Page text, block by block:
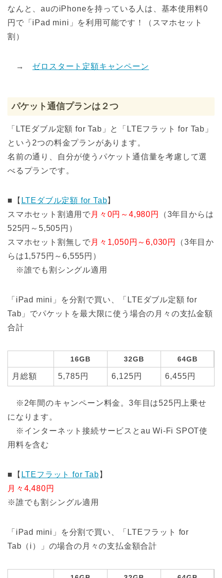
なんと、auのiPhoneを持っている人は、基本使用料0
円で「iPad mini」を利用可能です！（スマホセット
割）
→ ゼロスタート定額キャンペーン
パケット通信プランは２つ
「LTEダブル定額 for Tab」と「LTEフラット for Tab」
という2つの料金プランがあります。
名前の通り、自分が使うパケット通信量を考慮して選
べるプランです。
■【 LTEダブル定額 for Tab】
スマホセット割適用で 月々0円～4,980円
（3年目からは
525円～5,505円）
スマホセット割無しで 月々1,050円～6,030円
（3年目か
らは1,575円～6,555円）
※誰でも割シングル適用
「iPad mini」を分割で買い、「LTEダブル定額 for
Tab」でパケットを最大限に使う場合の月々の支払金額
合計
16GB 32GB 64GB
月総額 5,785円 6,125円 6,455円
※2年間のキャンペーン料金。3年目は525円上乗せ
になります。
※インターネット接続サービスとau Wi-Fi SPOT使
用料を含む
■【 LTEフラット for Tab 】
月々4,480円
※誰でも割シングル適用
「iPad mini」を分割で買い、「LTEフラット for
Tab（i）」の場合の月々の支払金額合計